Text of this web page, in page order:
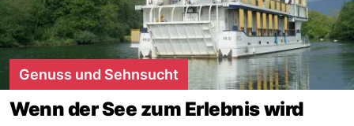
Genuss und Sehnsucht
Wenn der See zum Erlebnis wird